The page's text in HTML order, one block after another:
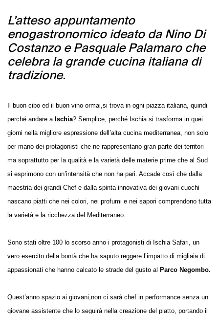
L’atteso appuntamento
enogastronomico ideato da Nino Di
Costanzo e Pasquale Palamaro che
celebra la grande cucina italiana di
tradizione.
Il buon cibo ed il buon vino ormai,si trova in ogni piazza italiana, quindi
perché andare aIschia? Semplice, perché Ischia si trasforma in quei
giorni nella migliore espressione dell’alta cucina mediterranea, non solo
per mano dei protagonisti che ne rappresentano gran parte dei territori
ma soprattutto per la qualità e la varietà delle materie prime che al Sud
si esprimono con un’intensità che non ha pari. Accade così che dalla
maestria dei grandi Chef e dalla spinta innovativa dei giovani cuochi
nascano piatti che nei colori, nei profumi e nei sapori comprendono tutta
la varietà e la ricchezza del Mediterraneo.
Sono stati oltre 100 lo scorso anno i protagonisti di Ischia Safari, un
vero esercito della bontà che ha saputo reggere l’impatto di migliaia di
appassionati che hanno calcato le strade del gusto al Parco Negombo.
Quest’anno spazio ai giovani,non ci sarà chef in performance senza un
giovane assistente che lo seguirà nella creazione del piatto, portando il